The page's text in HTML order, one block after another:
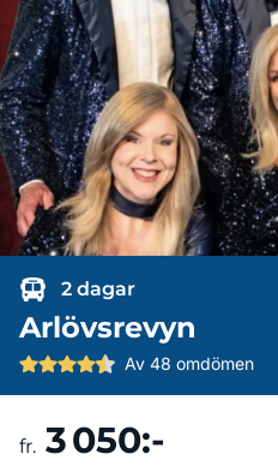
2 dagar
Arlövsrevyn
Av 48 omdömen
fr. 3 050:-